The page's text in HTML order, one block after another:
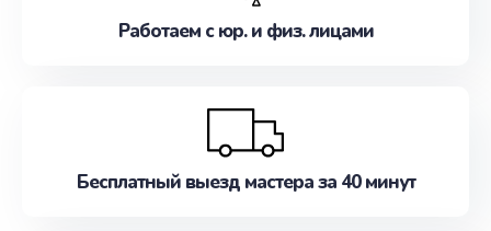
Работаем с юр. и физ. лицами
Бесплатный выезд мастера за 40 минут